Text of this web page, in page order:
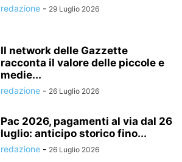
redazione - 29 Luglio 2026
Il network delle Gazzette
racconta il valore delle piccole e
medie...
redazione - 26 Luglio 2026
Pac 2026, pagamenti al via dal 26
luglio: anticipo storico fino...
redazione - 26 Luglio 2026